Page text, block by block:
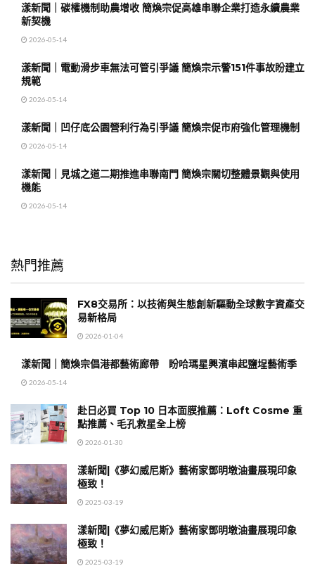
漾新聞｜碳權機制助農增收 簡煥宗促高雄串聯企業打造永續農業
新契機
2026-05-14
漾新聞｜電動滑步車無法可管引爭議 簡煥宗示警151件事故盼建立
規範
2026-05-14
漾新聞｜凹仔底公園營利行為引爭議 簡煥宗促市府強化管理機制
2026-05-14
漾新聞｜見城之道二期推進串聯南門 簡煥宗關切整體景觀與使用
機能
2026-05-14
熱門推薦
FX8交易所：以技術與生態創新驅動全球數字資產交
易新格局
2026-01-04
漾新聞｜簡煥宗倡港都藝術廊帶 盼哈瑪星興濱串起鹽埕藝術季
2026-05-14
赴日必買 Top 10 日本面膜推薦：Loft Cosme 重
點推薦、毛孔救星全上榜
2026-01-30
漾新聞|《夢幻威尼斯》藝術家鄧明墩油畫展現印象
極致！
2025-03-19
漾新聞|《夢幻威尼斯》藝術家鄧明墩油畫展現印象
極致！
2025-03-19